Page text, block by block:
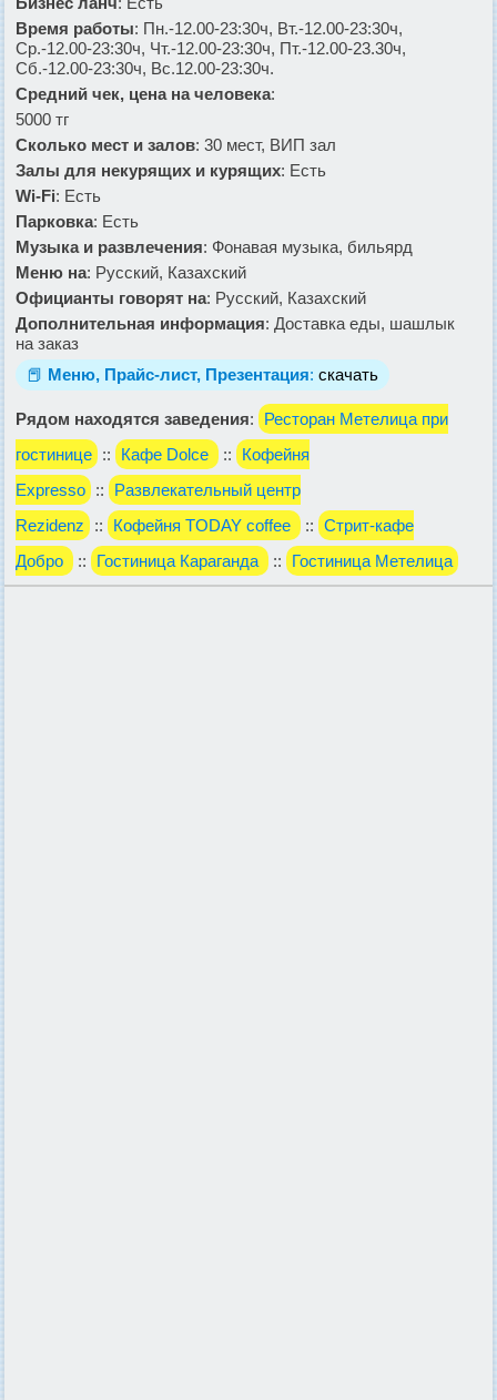
Время работы: Пн.-12.00-23:30ч, Вт.-12.00-23:30ч,
Ср.-12.00-23:30ч, Чт.-12.00-23:30ч, Пт.-12.00-23.30ч,
Сб.-12.00-23:30ч, Вс.12.00-23:30ч.
Средний чек, цена на человека:
5000 тг
Сколько мест и залов: 30 мест, ВИП зал
Залы для некурящих и курящих: Есть
Wi-Fi: Есть
Парковка: Есть
Музыка и развлечения: Фонавая музыка, бильярд
Меню на: Русский, Казахский
Официанты говорят на: Русский, Казахский
Дополнительная информация: Доставка еды, шашлык
на заказ
📕 Меню, Прайс-лист, Презентация: скачать
Рядом находятся заведения:
Ресторан Метелица при
гостинице :: Кафе Dolce ::
Кофейня
Expresso ::
Развлекательный центр
Rezidenz
:: Кофейня TODAY coffee :: Стрит-кафе
Добро
:: Гостиница Караганда :: Гостиница Метелица